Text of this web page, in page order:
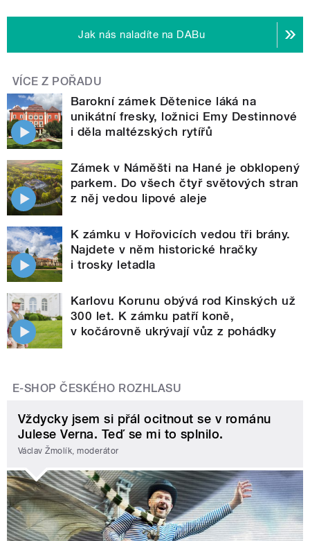
Jak nás naladíte na DABu
VÍCE Z POŘADU
Barokní zámek Dětenice láká na
unikátní fresky, ložnici Emy Destinnové
i děla maltézských rytířů
Zámek v Náměšti na Hané je obklopený
parkem. Do všech čtyř světových stran
z něj vedou lipové aleje
K zámku v Hořovicích vedou tři brány.
Najdete v něm historické hračky
i trosky letadla
Karlovu Korunu obývá rod Kinských už
300 let. K zámku patří koně,
v kočárovně ukrývají vůz z pohádky
E-SHOP ČESKÉHO ROZHLASU
Vždycky jsem si přál ocitnout se v románu
Julese Verna. Teď se mi to splnilo.
Václav Žmolík, moderátor